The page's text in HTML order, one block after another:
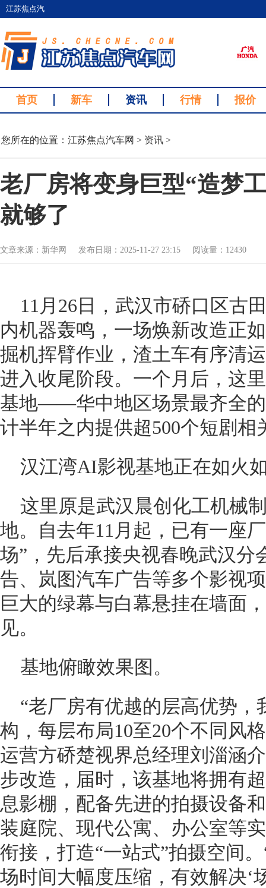
江苏焦点汽
首页 新车 资讯 行情 报价
您所在的位置： 江苏焦点汽车网 > 资讯 >
老厂房将变身巨型“造梦
就够了
文章来源：新华网 发布日期：2025-11-27 23:15 阅读量：12430
11月26日，武汉市硚口区古
内机器轰鸣，一场焕新改造正
掘机挥臂作业，渣土车有序清
进入收尾阶段。一个月后，这
基地——华中地区场景最齐全
计半年之内提供超500个短剧相
汉江湾AI影视基地正在如火
这里原是武汉晨创化工机械
地。自去年11月起，已有一座
场”，先后承接央视春晚武汉分
告、岚图汽车广告等多个影视
巨大的绿幕与白幕悬挂在墙面
见。
基地俯瞰效果图。
“老厂房有优越的层高优势
构，每层布局10至20个不同风
运营方硚楚视界总经理刘淄涵
步改造，届时，该基地将拥有
息影棚，配备先进的拍摄设备
装庭院、现代公寓、办公室等
衔接，打造“一站式”拍摄空间
场时间大幅度压缩，有效解决‘